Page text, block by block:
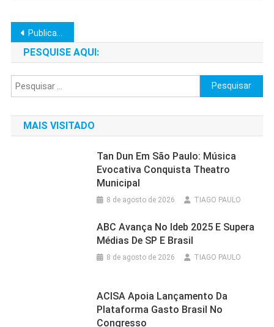
Navegação
por
posts
Publicações mais antigas
PESQUISE AQUI:
Pesquisar
por:
MAIS VISITADO
Tan Dun Em São Paulo: Música
Evocativa Conquista Theatro
Municipal
8 de agosto de 2026 TIAGO PAULO
ABC Avança No Ideb 2025 E Supera
Médias De SP E Brasil
8 de agosto de 2026 TIAGO PAULO
ACISA Apoia Lançamento Da
Plataforma Gasto Brasil No
Congresso